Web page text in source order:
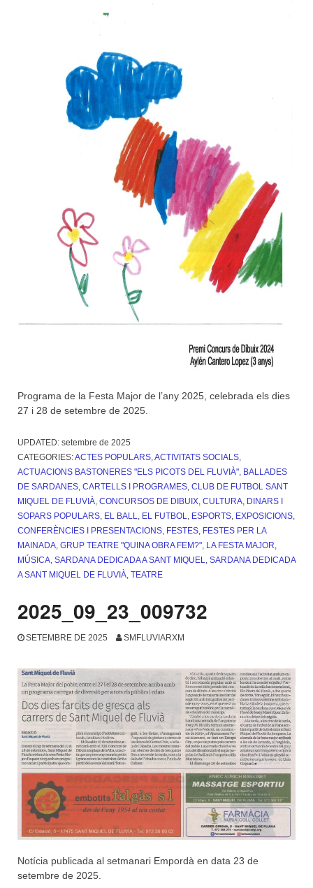
Programa de la Festa Major de l’any 2025, celebrada els dies
27 i 28 de setembre de 2025.
UPDATED: setembre de 2025
CATEGORIES:ACTES POPULARS,ACTIVITATS SOCIALS,
ACTUACIONS BASTONERES "ELS PICOTS DEL FLUVIÀ", BALLADES
DE SARDANES, CARTELLS I PROGRAMES, CLUB DE FUTBOL SANT
MIQUEL DE FLUVIÀ, CONCURSOS DE DIBUIX, CULTURA, DINARS I
SOPARS POPULARS, EL BALL, EL FUTBOL, ESPORTS, EXPOSICIONS,
CONFERÈNCIES I PRESENTACIONS, FESTES, FESTES PER LA
MAINADA, GRUP TEATRE "QUINA OBRA FEM?", LA FESTA MAJOR,
MÚSICA, SARDANA DEDICADA A SANT MIQUEL, SARDANA DEDICADA
A SANT MIQUEL DE FLUVIÀ, TEATRE
2025_09_23_009732
SETEMBRE DE 2025 SMFLUVIARXM
Notícia publicada al setmanari Empordà en data 23 de
setembre de 2025.